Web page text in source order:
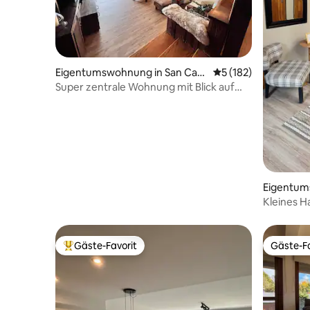
Eigentumswohnung in San Carl
os de Bariloche
Durchschnittliche
5 (182)
Super zentrale Wohnung mit Blick auf
arlos de
Kleines
Beliebter Gäste-Favorit.
Gäste-Favorit Gäste-
Gäste-